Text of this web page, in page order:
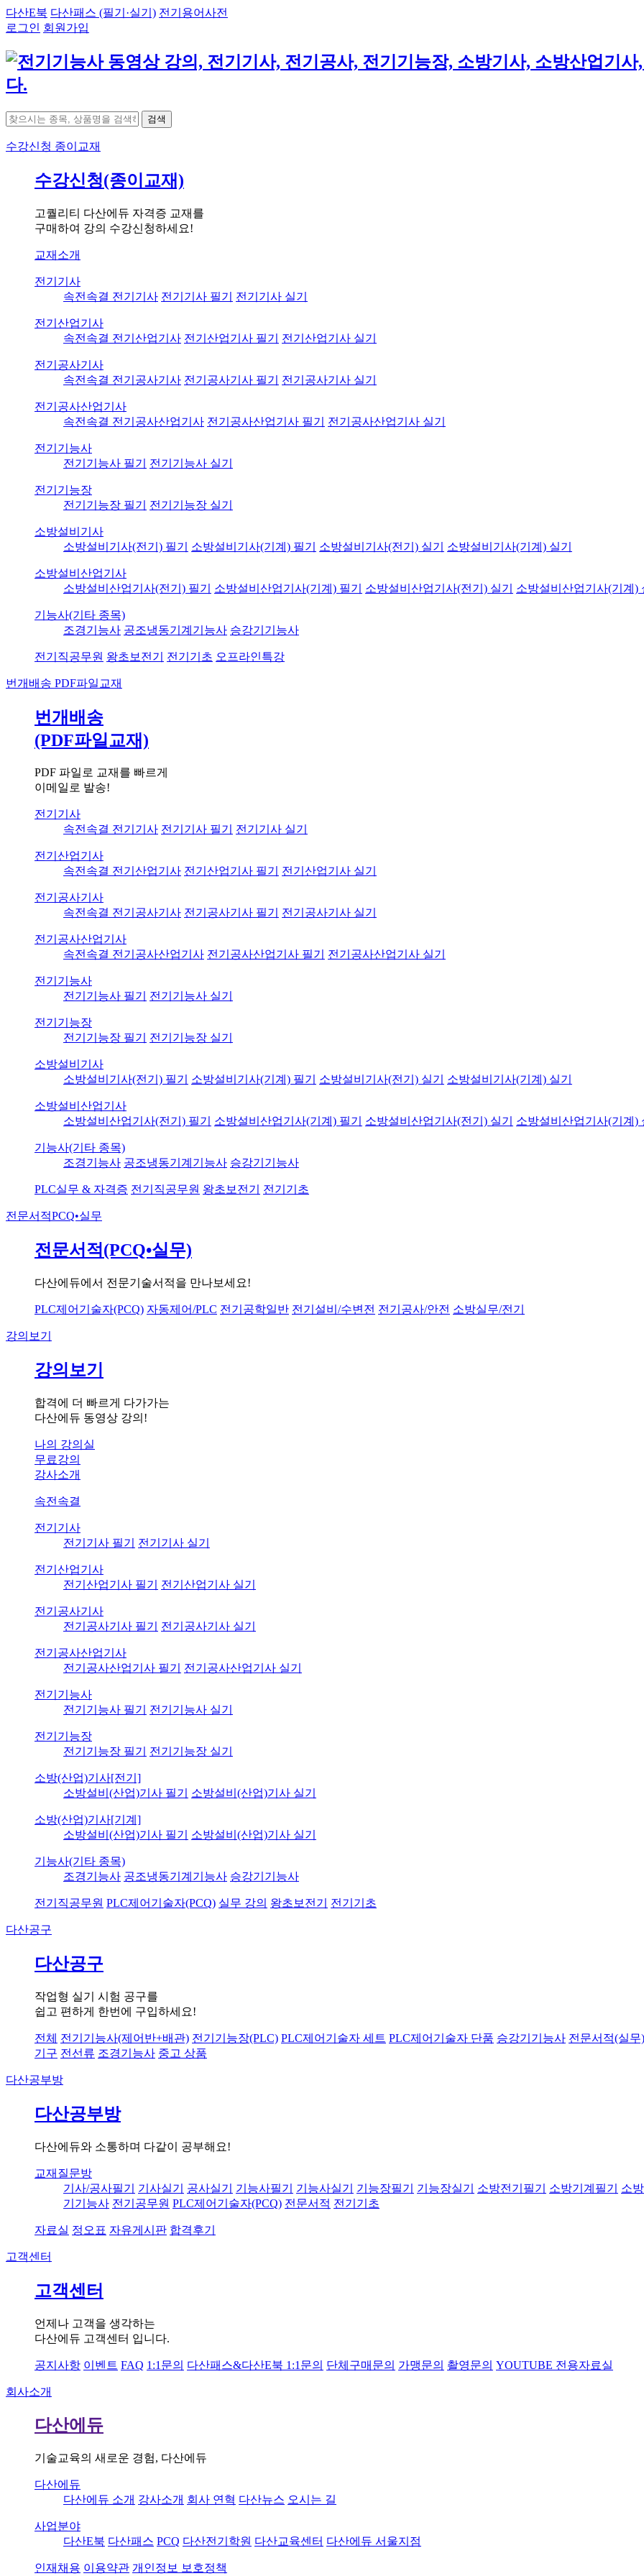
다산E북 다산패스 (필기·실기) 전기용어사전
로그인 회원가입
검색
수강신청 종이교재
수강신청(종이교재)
고퀄리티 다산에듀 자격증 교재를
구매하여 강의 수강신청하세요!
교재소개
전기기사
속전속결 전기기사 전기기사 필기 전기기사 실기
전기산업기사
속전속결 전기산업기사 전기산업기사 필기 전기산업기사 실기
전기공사기사
속전속결 전기공사기사 전기공사기사 필기 전기공사기사 실기
전기공사산업기사
속전속결 전기공사산업기사 전기공사산업기사 필기 전기공사산업기사 실기
전기기능사
전기기능사 필기
전기기능사 실기
전기기능장
전기기능장 필기
전기기능장 실기
소방설비기사
소방설비기사(전기) 필기
소방설비기사(기계) 필기 소방설비기사(전기) 실기 소방설비기사(기계) 실기
소방설비산업기사
소방설비산업기사(전기) 필기
소방설비산업기사(기계) 필기 소방설비산업기사(전기) 실기 소방설비산업기사(기계)
기능사(기타 종목)
조경기능사 공조냉동기계기능사 승강기기능사
전기직공무원 왕초보전기 전기기초 오프라인특강
번개배송 PDF파일교재
번개배송
(PDF파일교재)
PDF 파일로 교재를 빠르게
이메일로 발송!
전기기사
속전속결 전기기사 전기기사 필기 전기기사 실기
전기산업기사
속전속결 전기산업기사 전기산업기사 필기 전기산업기사 실기
전기공사기사
속전속결 전기공사기사 전기공사기사 필기 전기공사기사 실기
전기공사산업기사
속전속결 전기공사산업기사 전기공사산업기사 필기 전기공사산업기사 실기
전기기능사
전기기능사 필기
전기기능사 실기
전기기능장
전기기능장 필기
전기기능장 실기
소방설비기사
소방설비기사(전기) 필기
소방설비기사(기계) 필기 소방설비기사(전기) 실기 소방설비기사(기계) 실기
소방설비산업기사
소방설비산업기사(전기) 필기
소방설비산업기사(기계) 필기 소방설비산업기사(전기) 실기 소방설비산업기사(기계)
기능사(기타 종목)
조경기능사 공조냉동기계기능사 승강기기능사
PLC실무 & 자격증 전기직공무원 왕초보전기 전기기초
전문서적PCQ•실무
전문서적(PCQ•실무)
다산에듀에서 전문기술서적을 만나보세요!
PLC제어기술자(PCQ) 자동제어/PLC 전기공학일반 전기설비/수변전 전기공사/안전 소방실무/전기
강의보기
강의보기
합격에 더 빠르게 다가가는
다산에듀 동영상 강의!
나의 강의실
무료강의
강사소개
속전속결
전기기사
전기기사 필기
전기기사 실기
전기산업기사
전기산업기사 필기
전기산업기사 실기
전기공사기사
전기공사기사 필기
전기공사기사 실기
전기공사산업기사
전기공사산업기사 필기
전기공사산업기사 실기
전기기능사
전기기능사 필기
전기기능사 실기
전기기능장
전기기능장 필기
전기기능장 실기
소방(산업)기사[전기]
소방설비(산업)기사 필기
소방설비(산업)기사 실기
소방(산업)기사[기계]
소방설비(산업)기사 필기
소방설비(산업)기사 실기
기능사(기타 종목)
조경기능사 공조냉동기계기능사 승강기기능사
전기직공무원 PLC제어기술자(PCQ) 실무 강의 왕초보전기 전기기초
다산공구
다산공구
작업형 실기 시험 공구를
쉽고 편하게 한번에 구입하세요!
전체 전기기능사(제어반+배관) 전기기능장(PLC) PLC제어기술자 세트 PLC제어기술자 단품 승강기기능사 전문서적(실
기구 전선류 조경기능사 중고 상품
다산공부방
다산공부방
다산에듀와 소통하며 다같이 공부해요!
교재질문방
기사/공사필기
기사실기 공사실기 기능사필기 기능사실기 기능장필기 기능장실기 소방전기필기 소방기계필기
소
기기능사 전기공무원 PLC제어기술자(PCQ) 전문서적 전기기초
자료실 정오표 자유게시판 합격후기
고객센터
고객센터
언제나 고객을 생각하는
다산에듀 고객센터 입니다.
공지사항 이벤트 FAQ 1:1문의 다산패스&다산E북 1:1문의 단체구매문의 가맹문의 촬영문의 YOUTUBE 전용자료실
회사소개
다산에듀
기술교육의 새로운 경험, 다산에듀
다산에듀
다산에듀 소개 강사소개 회사 연혁 다산뉴스 오시는 길
사업분야
다산E북 다산패스 PCQ 다산전기학원 다산교육센터 다산에듀 서울지점
인재채용 이용약관 개인정보 보호정책